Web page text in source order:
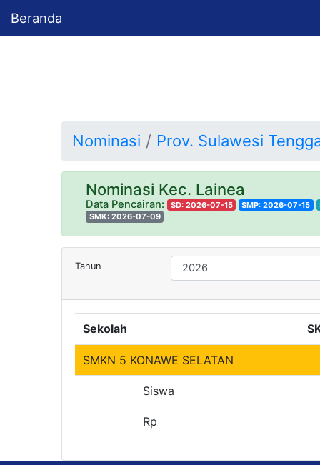
Beranda
Nominasi Prov. Sulawesi
Nominasi Kec. Lainea
Data Pencairan: SD: 2026-07-15 SMP: 2026-07-15
SMK: 2026-07-09
Tahun
Sekolah
SMKN 5 KONAWE SELATAN
Siswa
Rp